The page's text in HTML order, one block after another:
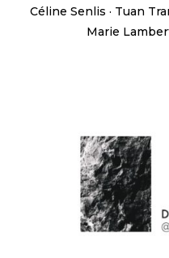
Céline Senlis · Tuan
Marie